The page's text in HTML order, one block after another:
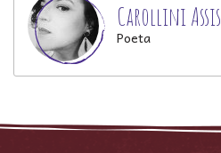
Carollini Assis
Poeta